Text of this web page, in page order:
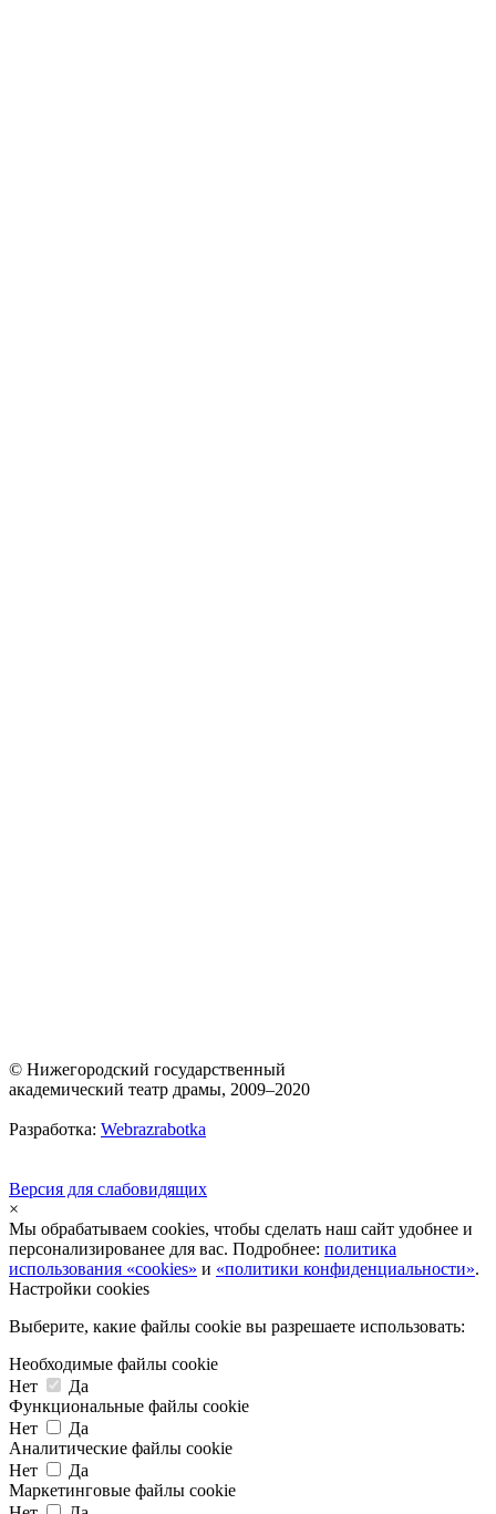
© Нижегородский государственный
академический театр драмы, 2009–2020
Разработка: Webrazrabotka
Версия для слабовидящих
×
Мы обрабатываем cookies, чтобы сделать наш сайт удобнее и
персонализированее для вас. Подробнее: политика
использования «cookies» и «политики конфиденциальности».
Настройки cookies
Выберите, какие файлы cookie вы разрешаете использовать:
Необходимые файлы cookie
Нет
Да
Функциональные файлы cookie
Нет
Да
Аналитические файлы cookie
Нет
Да
Маркетинговые файлы cookie